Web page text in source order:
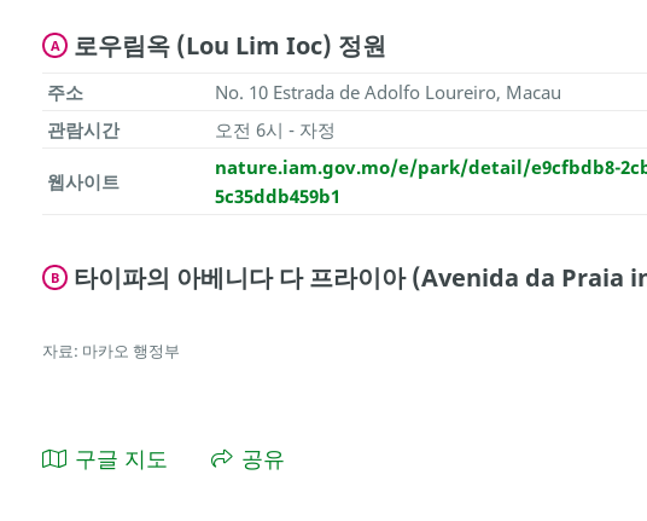
A 로우림옥 (Lou Lim Ioc) 정원
주소
No. 10 Estrada de Adolfo Loureiro, Macau
관람시간
오전 6시 - 자정
웹사이트
nature.iam.gov.mo/e/park/detail/e9cfbdb8-
5c35ddb459b1
B 타이파의 아베니다 다 프라이아 (Avenida da Praia
자료: 마카오 행정부
구글 지도 공유